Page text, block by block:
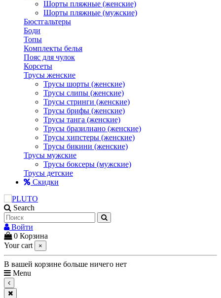
Шорты пляжные (женские)
Шорты пляжные (мужские)
Бюстгальтеры
Боди
Топы
Комплекты белья
Пояс для чулок
Корсеты
Трусы женские
Трусы шорты (женские)
Трусы слипы (женские)
Трусы стринги (женские)
Трусы брифы (женские)
Трусы танга (женские)
Трусы бразилиано (женские)
Трусы хипстеры (женские)
Трусы бикини (женские)
Трусы мужские
Трусы боксеры (мужские)
Трусы детские
Скидки
Search
Войти
0 Корзина
Your cart
×
В вашей корзине больше ничего нет
Menu